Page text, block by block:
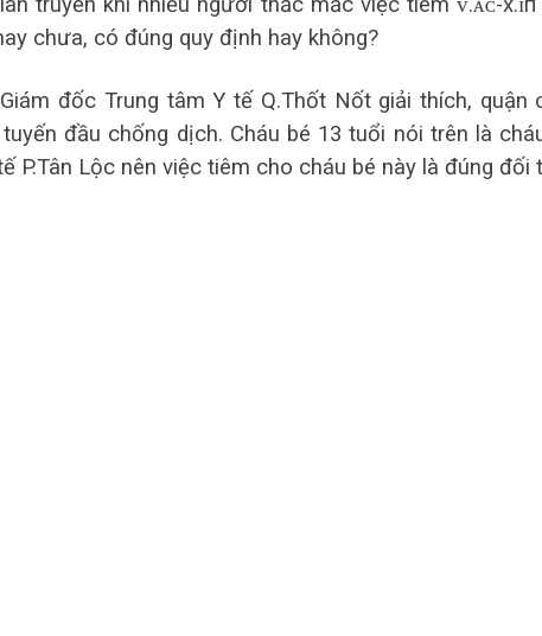
truyền khi nhiều người thắc mắc việc tiêm ᴠ.ᴀ̆́ᴄ-
chưa, có đúng quy định hay không?
đốc Trung tâm Y tế Q.Thốt Nốt giải thích, quận
đầu chống dịch. Cháu bé 13 tuổi nói trên là
P.Tân Lộc nên việc tiêm cho cháu bé này là đúng đối